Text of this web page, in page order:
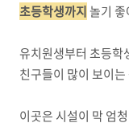
초등학생까지 놀기
유치원생부터 초등학
친구들이 많이 보이
이곳은 시설이 막 엄